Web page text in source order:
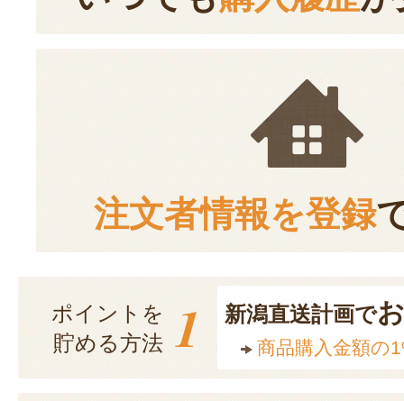
注文者情報を登録
ポイントを
貯める方法 1 新潟直送計画で
商品購入金額の